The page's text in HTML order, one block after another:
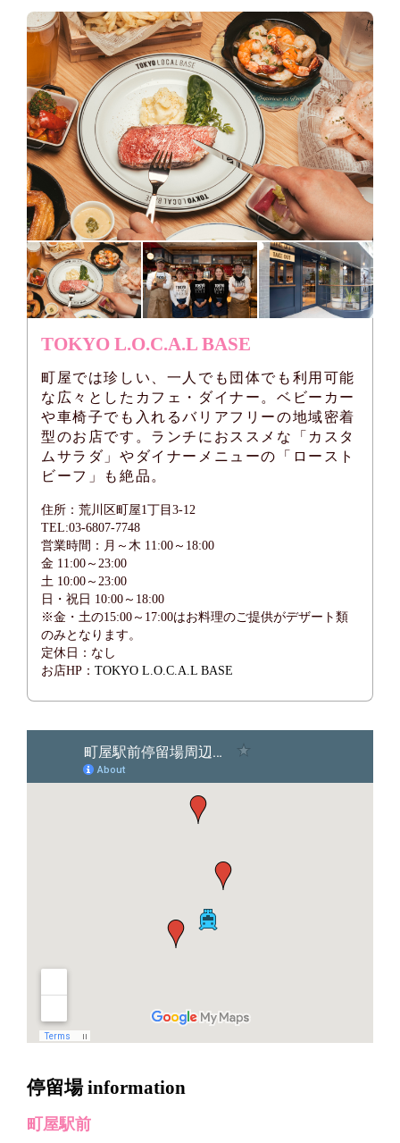
TOKYO L.O.C.A.L BASE
町屋では珍しい、一人でも団体でも利用可能
な広々としたカフェ・ダイナー。ベビーカー
や車椅子でも入れるバリアフリーの地域密着
型のお店です。ランチにおススメな「カスタ
ムサラダ」やダイナーメニューの「ロースト
ビーフ」も絶品。
住所：荒川区町屋1丁目3-12
TEL:03-6807-7748
営業時間：月～木 11:00～18:00
金 11:00～23:00
土 10:00～23:00
日・祝日 10:00～18:00
※金・土の15:00～17:00はお料理のご提供がデザート類
のみとなります。
定休日：なし
お店HP： TOKYO L.O.C.A.L BASE
停留場 information
町屋駅前